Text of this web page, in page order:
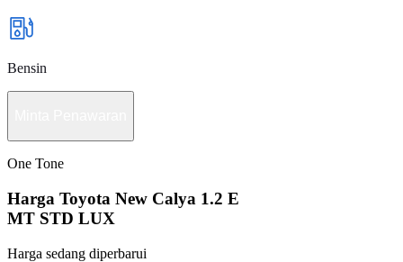
Bensin
One Tone
Harga Toyota New Calya 1.2 E
MT STD LUX
Harga sedang diperbarui